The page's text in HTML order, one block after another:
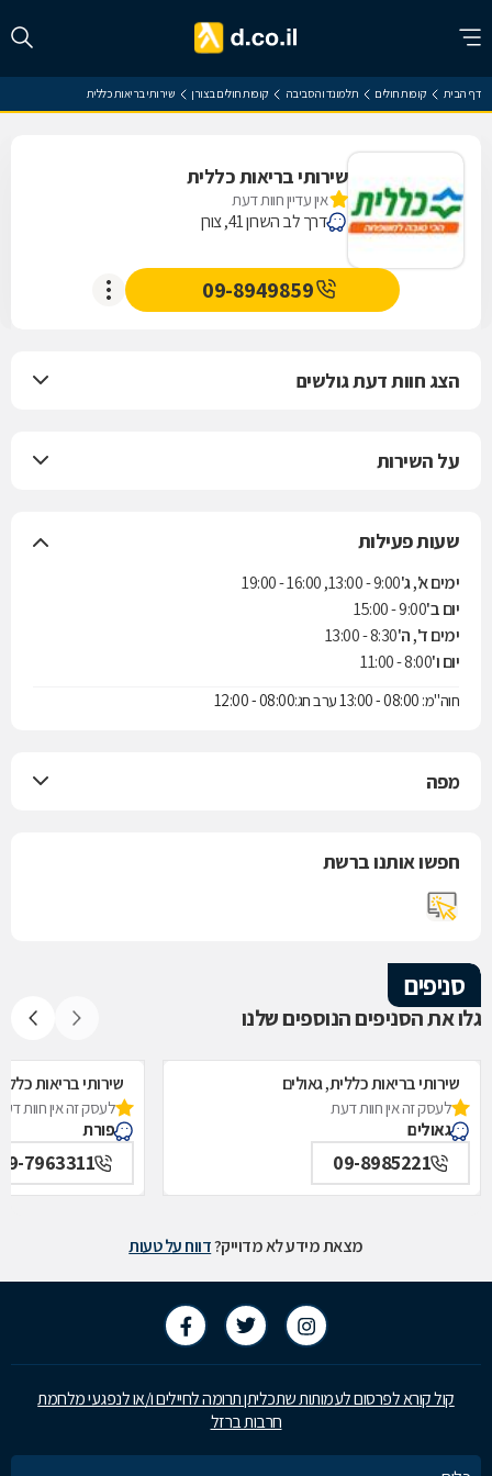
דף הבית קופות חולים תל מונד והסביבה קופות חולים בצורן שירותי בריאות כללית
שירותי בריאות כללית
אין עדיין חוות דעת
דרך לב השרון 41, צורן
09-8949859
הצג חוות דעת גולשים
על השירות
שעות פעילות
ימים א', ג'9:00 - 13:00, 16:00 - 19:00
יום ב'9:00 - 15:00
ימים ד', ה'8:30 - 13:00
יום ו'8:00 - 11:00
חוה"מ: 08:00 - 13:00 ערב חג:08:00 - 12:00
מפה
חפשו אותנו ברשת
סניפים
גלו את הסניפים הנוספים שלנו
שירותי בריאות כללית, גאולים
לעסק זה אין חוות דעת
גאולים
09-8985221
שירותי בריאות
לעסק זה אין חוות
פורת
7963311
מצאת מידע לא מדוייק?דווח על טעות
קול קורא לפרסום לעמותות שתכליתן תרומה לחיילים ו/או לנפגעי מלחמת
חרבות ברזל